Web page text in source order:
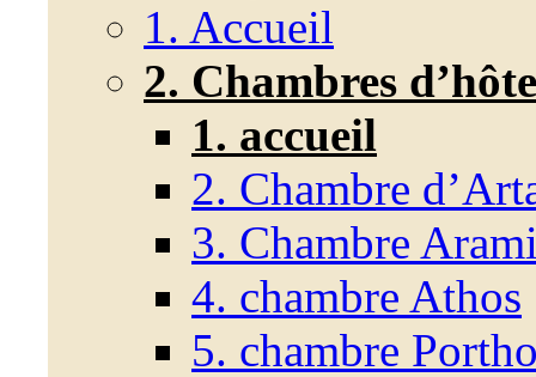
1. Accueil
2. Chambres
1. accueil
2. Chambre
3. Chambre
4. chambre Athos
5. chambre